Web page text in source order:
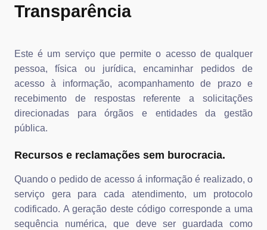
Transparência
Este é um serviço que permite o acesso de qualquer
pessoa, física ou jurídica, encaminhar pedidos de
acesso à informação, acompanhamento de prazo e
recebimento de respostas referente a solicitações
direcionadas para órgãos e entidades da gestão
pública.
Recursos e reclamações sem burocracia.
Quando o pedido de acesso á informação é realizado, o
serviço gera para cada atendimento, um protocolo
codificado. A geração deste código corresponde a uma
sequência numérica, que deve ser guardada como